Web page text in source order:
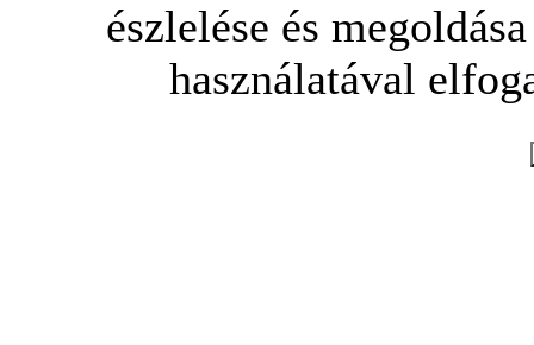
észlelése és
használatával